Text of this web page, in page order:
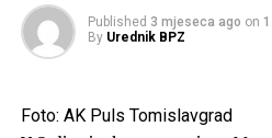
Published 3 mjeseca ago on
By Urednik BPZ
Foto: AK Puls Tomislavgrad